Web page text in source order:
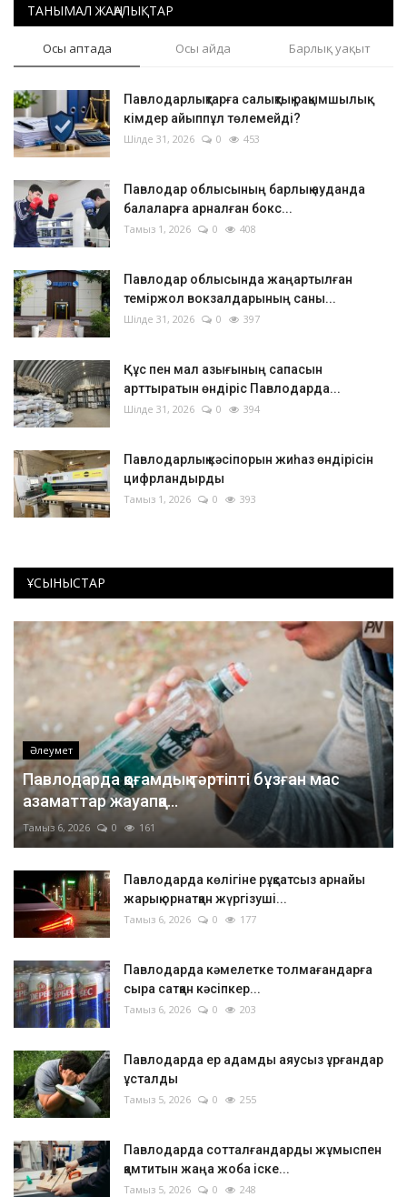
ТАНЫМАЛ ЖАҢАЛЫҚТАР
Осы аптада Осы айда Барлық уақыт
Павлодарлықтарға салықтық рақымшылық:
кімдер айыппұл төлемейді?
Шілде 31, 2026 0 453
Павлодар облысының барлық ауданда
балаларға арналған бокс...
Тамыз 1, 2026 0 408
Павлодар облысында жаңартылған
теміржол вокзалдарының саны...
Шілде 31, 2026 0 397
Құс пен мал азығының сапасын
арттыратын өндіріс Павлодарда...
Шілде 31, 2026 0 394
Павлодарлық кәсіпорын жиһаз өндірісін
цифрландырды
Тамыз 1, 2026 0 393
ҰСЫНЫСТАР
Әлеумет
Павлодарда қоғамдық тәртіпті бұзған мас
азаматтар жауапқа...
Тамыз 6, 2026 0 161
Павлодарда көлігіне рұқсатсыз арнайы
жарық орнатқан жүргізуші...
Тамыз 6, 2026 0 177
Павлодарда кәмелетке толмағандарға
сыра сатқан кәсіпкер...
Тамыз 6, 2026 0 203
Павлодарда ер адамды аяусыз ұрғандар
ұсталды
Тамыз 5, 2026 0 255
Павлодарда сотталғандарды жұмыспен
қамтитын жаңа жоба іске...
Тамыз 5, 2026 0 248